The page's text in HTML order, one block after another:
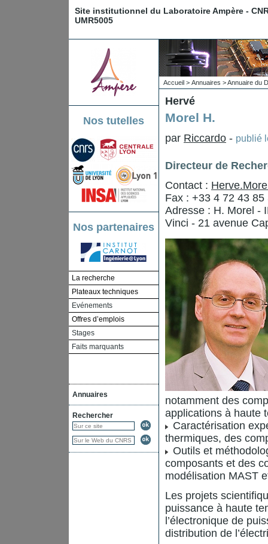
Site institutionnel du Laboratoire Ampère -
UMR5005
Nos tutelles
Nos partenaires
La recherche
Plateaux techniques
Evénements
Offres d’emplois
Stages
Faits marquants
Annuaires
Rechercher
Accueil > Annuaires >Annuaire du
Hervé
Morel H.
par Riccardo - publié
Directeur de
Contact :
Fax : +33 4 72 43 85
Adresse : H. Morel -
Vinci - 21 avenue
notamment des
applications à haute
Caractérisation
thermiques, des
Outils et
composants et des
modélisation MAST
Les projets
puissance à haute
l’électronique de
distribution de